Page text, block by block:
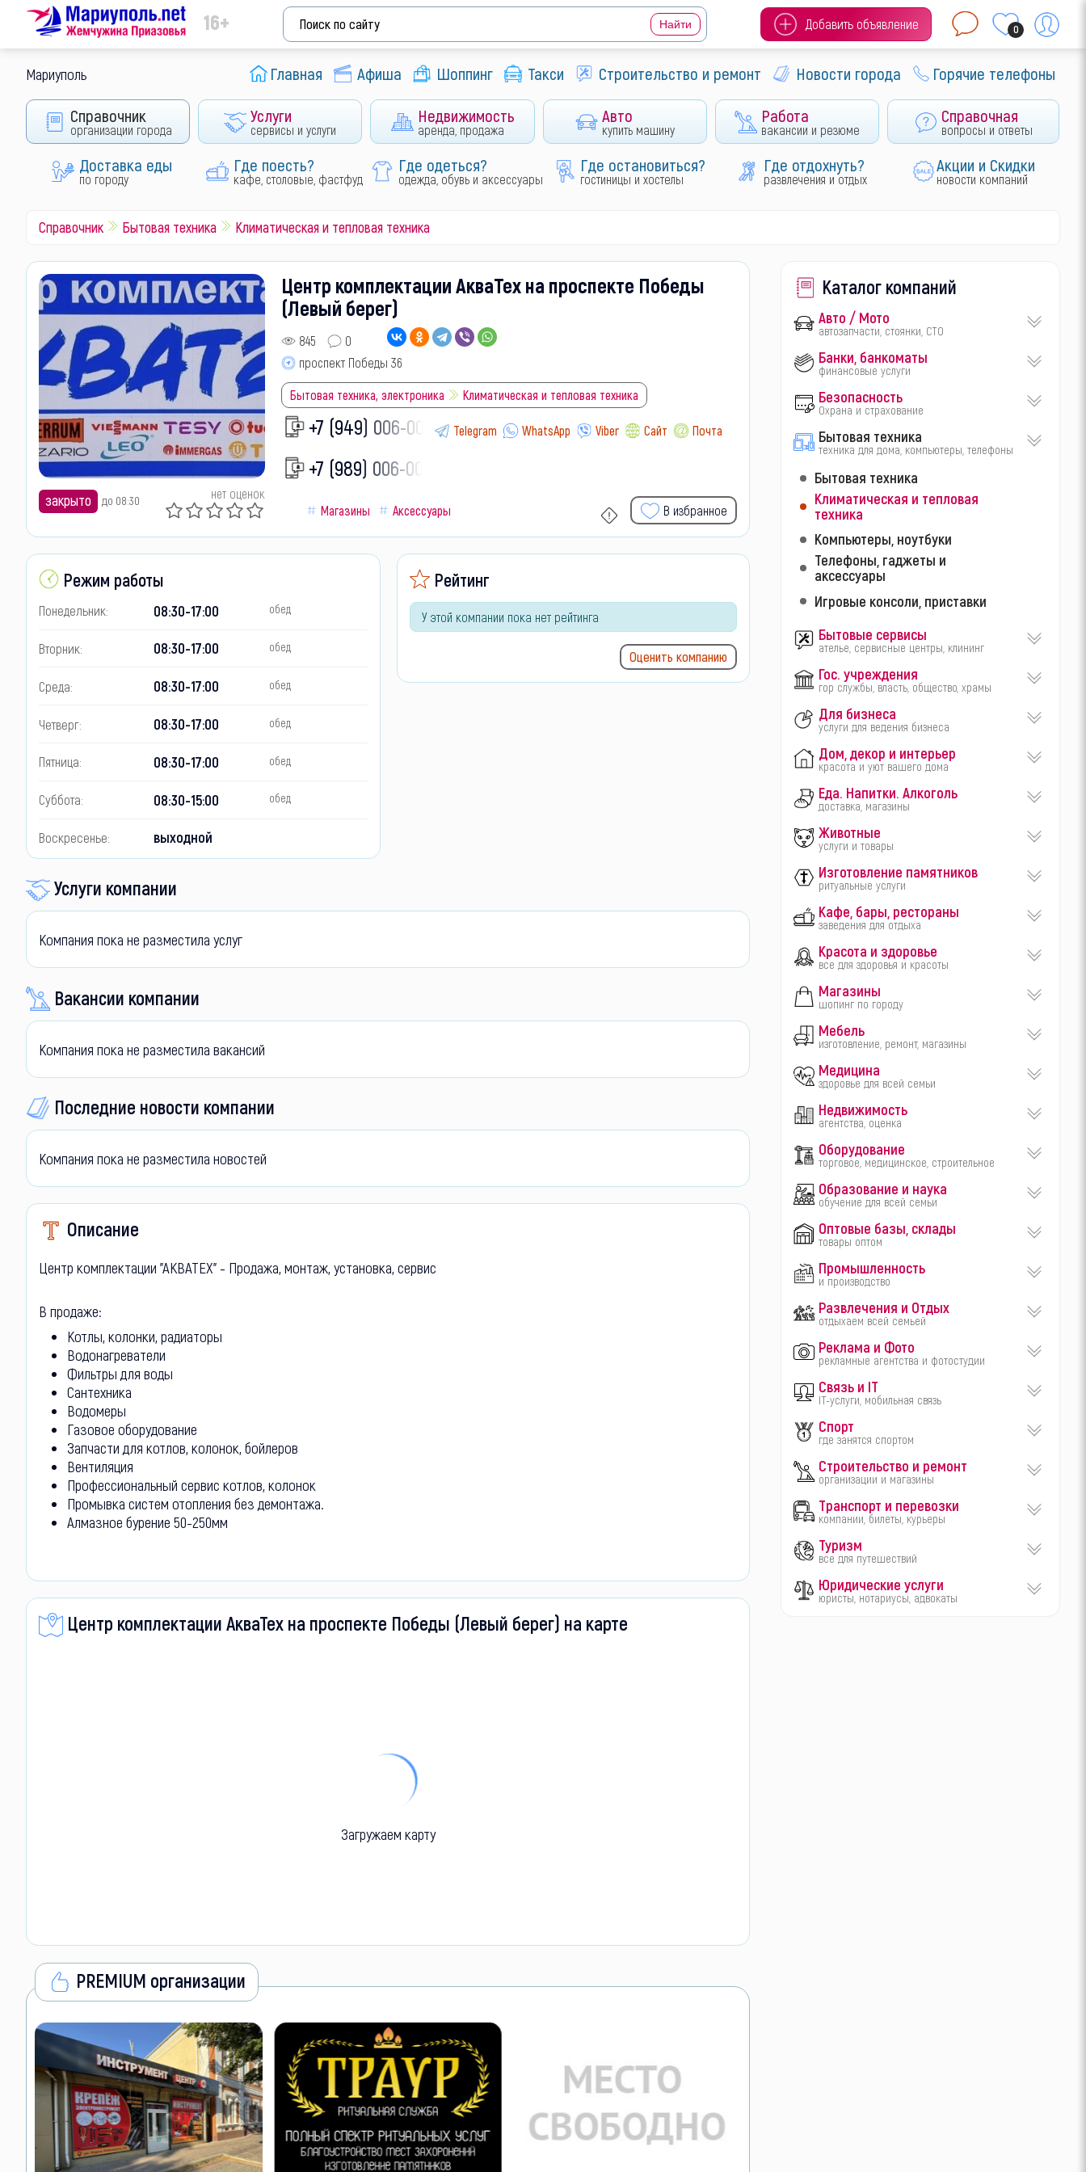
16+ Добавить объявление 0
Мариуполь Главная Афиша Шоппинг Такси Строительство и ремонт Новости города Горячие телефоны
Справочник
организации города
Услуги
сервисы и услуги
Недвижимость
аренда, продажа
Авто
купить машину
Работа
вакансии и резюме
Справочная
вопросы и ответы
Доставка еды
по городу
Где поесть?
кафе, столовые, фастфуд
Где одеться?
одежда, обувь и аксессуары
Где остановиться?
гостиницы и хостелы
Где отдохнуть?
развлечения и отдых
Акции и Скидки
новости компаний
Справочник Бытовая техника Климатическая и тепловая техника
закрыто до 08:30 нет оценок
Центр комплектации АкваТех на проспекте Победы
(Левый берег)
845
0
проспект Победы 36
Бытовая техника, электроника Климатическая и тепловая техника
+7 (949) 006-00- Telegram WhatsApp Viber Сайт Почта
+7 (989) 006-00-
Магазины Аксессуары В избранное
Режим работы
Понедельник: 08:30-17:00 обед
Вторник: 08:30-17:00 обед
Среда: 08:30-17:00 обед
Четверг: 08:30-17:00 обед
Пятница: 08:30-17:00 обед
Суббота: 08:30-15:00 обед
Воскресенье: выходной
Рейтинг
У этой компании пока нет рейтинга
Оценить компанию
Услуги компании
Компания пока не разместила услуг
Вакансии компании
Компания пока не разместила вакансий
Последние новости компании
Компания пока не разместила новостей
Описание
Центр комплектации "АКВАТЕХ" - Продажа, монтаж, установка, сервис
В продаже:
Котлы, колонки, радиаторы
Водонагреватели
Фильтры для воды
Сантехника
Водомеры
Газовое оборудование
Запчасти для котлов, колонок, бойлеров
Вентиляция
Профессиональный сервис котлов, колонок
Промывка систем отопления без демонтажа.
Алмазное бурение 50-250мм
Центр комплектации АкваТех на проспекте Победы (Левый берег) на карте
Загружаем карту
PREMIUM организации
Каталог компаний
Авто / Мото
автозапчасти, стоянки, СТО
Банки, банкоматы
финансовые услуги
Безопасность
Охрана и страхование
Бытовая техника
техника для дома, компьютеры, телефоны
Бытовая техника
Климатическая и тепловая
техника
Компьютеры, ноутбуки
Телефоны, гаджеты и
аксессуары
Игровые консоли, приставки
Бытовые сервисы
ателье, сервисные центры, клининг
Гос. учреждения
гор службы, власть, общество, храмы
Для бизнеса
услуги для ведения бизнеса
Дом, декор и интерьер
красота и уют вашего дома
Еда. Напитки. Алкоголь
доставка, магазины
Животные
услуги и товары
Изготовление памятников
ритуальные услуги
Кафе, бары, рестораны
заведения для отдыха
Красота и здоровье
все для здоровья и красоты
Магазины
шопинг по городу
Мебель
изготовление, ремонт, магазины
Медицина
здоровье для всей семьи
Недвижимость
агентства, оценка
Оборудование
торговое, медицинское, строительное
Образование и наука
обучение для всей семьи
Оптовые базы, склады
товары оптом
Промышленность
и производство
Развлечения и Отдых
отдыхаем всей семьей
Реклама и Фото
рекламные агентства и фотостудии
Связь и IT
IT-услуги, мобильная связь
Спорт
где занятся спортом
Строительство и ремонт
организации и магазины
Транспорт и перевозки
компании, билеты, курьеры
Туризм
все для путешествий
Юридические услуги
юристы, нотариусы, адвокаты